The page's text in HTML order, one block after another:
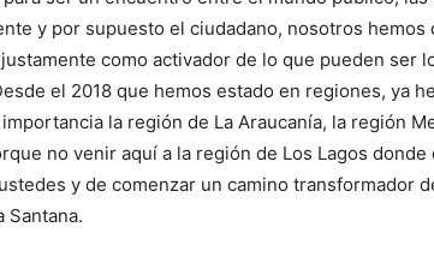
y por supuesto el ciudadano, nosotros
como activador de lo que pueden ser
el 2018 que hemos estado en regiones, ya
la región de La Araucanía, la región
no venir aquí a la región de Los Lagos
y de comenzar un camino transformador
Santana.